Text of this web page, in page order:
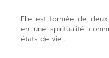
Elle est formée de
en une spiritualité
états de vie :